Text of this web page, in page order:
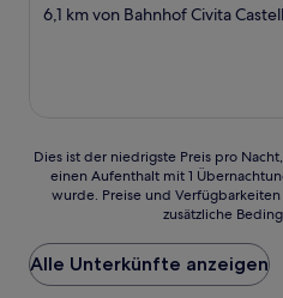
6,1 km von Bahnhof Civita
Dies
der
Preis
pro
Nacht,
Dies ist der niedrigste Preis pro
einen Aufenthalt mit 1
wurde. Preise und
zusätzliche
Alle Unterkünfte anzeigen